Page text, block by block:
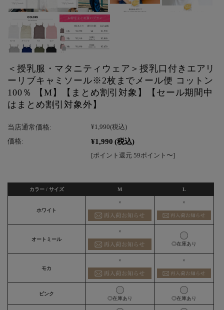
＜授乳服・マタニティウェア＞授乳口付きエアリ
ーリブキャミソール※2枚までメール便 コットン
100％ 【M】【まとめ割引対象】【セール期間中
はまとめ割引対象外】
当店通常価格: ¥1,990(税込)
価格: ¥1,990 (税込)
[ポイント還元 59ポイント〜]
カラー / サイズ M L
ホワイト
× ×
オートミール
×
◎在庫あり
モカ
× ×
ピンク
◎在庫あり
◎在庫あり